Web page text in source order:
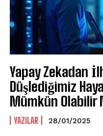
Yapay Zekadan
Düşlediğimiz
Mümkün Olabilir
YAZILAR 28/01/2025